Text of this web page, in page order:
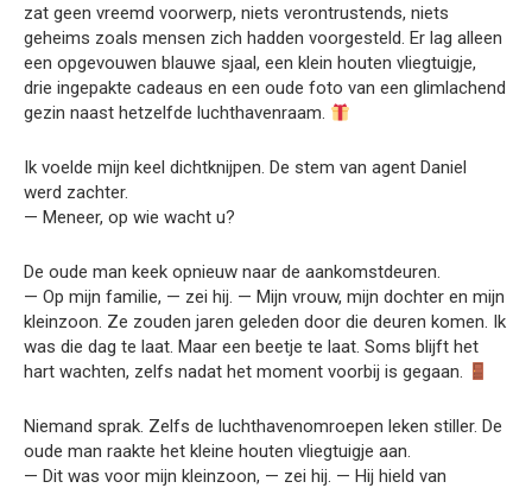
zat geen vreemd voorwerp, niets verontrustends, niets
geheims zoals mensen zich hadden voorgesteld. Er lag alleen
een opgevouwen blauwe sjaal, een klein houten vliegtuigje,
drie ingepakte cadeaus en een oude foto van een glimlachend
gezin naast hetzelfde luchthavenraam.
Ik voelde mijn keel dichtknijpen. De stem van agent Daniel
werd zachter.
— Meneer, op wie wacht u?
De oude man keek opnieuw naar de aankomstdeuren.
— Op mijn familie, — zei hij. — Mijn vrouw, mijn dochter en mijn
kleinzoon. Ze zouden jaren geleden door die deuren komen. Ik
was die dag te laat. Maar een beetje te laat. Soms blijft het
hart wachten, zelfs nadat het moment voorbij is gegaan.
Niemand sprak. Zelfs de luchthavenomroepen leken stiller. De
oude man raakte het kleine houten vliegtuigje aan.
— Dit was voor mijn kleinzoon, — zei hij. — Hij hield van